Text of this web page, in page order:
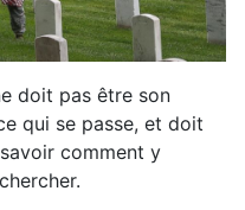
doit pas être son
qui se passe, et doit
comment y